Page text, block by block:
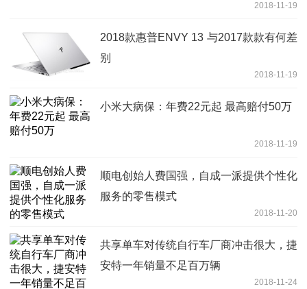
2018-11-19
2018款惠普ENVY 13 与2017款款有何差
别
2018-11-19
小米大病保：年费22元起 最高赔付50万
2018-11-19
顺电创始人费国强，自成一派提供个性化
服务的零售模式
2018-11-20
共享单车对传统自行车厂商冲击很大，捷
安特一年销量不足百万辆
2018-11-24